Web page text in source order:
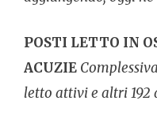
POSTI LETTO IN
ACUZIE
letto attivi e altri 192